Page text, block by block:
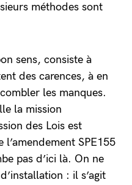
méthodes sont
sens, consiste à
des carences, à en
les manques.
la mission
des Lois est
l’amendement SPE155
pas d’ici là. On ne
: il s’agit